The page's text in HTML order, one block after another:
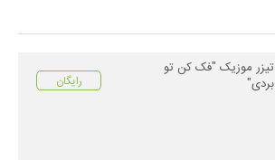
تیزر موزیک "فک کن تو
بردی"
رایگان